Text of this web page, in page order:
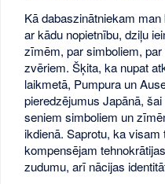
Kā dabaszinātniekam
ar kādu nopietnību, dziļu
zīmēm, par simboliem,
zvēriem. Šķita, ka nupat
laikmetā, Pumpura un
pieredzējumus Japānā,
seniem simboliem un
ikdienā. Saprotu, ka
kompensējam
zudumu, arī nācijas